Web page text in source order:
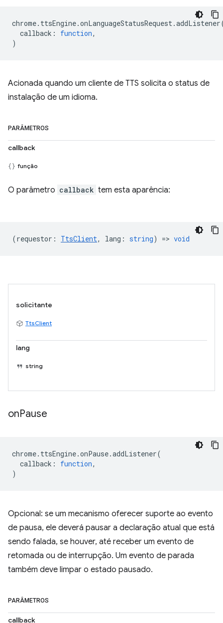
chrome. ttsEngine.onLanguageStatusRequest.addListener
callback : function,
)
Acionada quando um cliente de TTS solicita o status de
instalação de um idioma.
PARÂMETROS
callback
função
O parâmetro callback tem esta aparência:
(requestor : TtsClient, lang : string) => void
solicitante
TtsClient
lang
string
onPause
chrome. ttsEngine.onPause.addListener(
callback : function,
)
Opcional: se um mecanismo oferecer suporte ao evento
de pausa, ele deverá pausar a declaração atual que está
sendo falada, se houver, até receber um evento de
retomada ou de interrupção. Um evento de parada
também deve limpar o estado pausado.
PARÂMETROS
callback